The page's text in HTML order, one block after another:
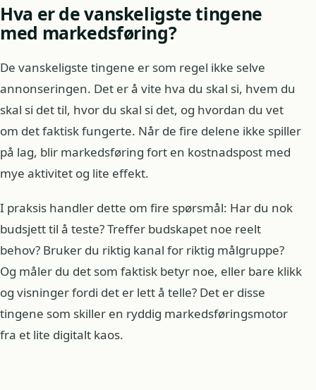
Hva er de vanskeligste tingene
med markedsføring?
De vanskeligste tingene er som regel ikke selve
annonseringen. Det er å vite hva du skal si, hvem du
skal si det til, hvor du skal si det, og hvordan du vet
om det faktisk fungerte. Når de fire delene ikke spiller
på lag, blir markedsføring fort en kostnadspost med
mye aktivitet og lite effekt.
I praksis handler dette om fire spørsmål: Har du nok
budsjett til å teste? Treffer budskapet noe reelt
behov? Bruker du riktig kanal for riktig målgruppe?
Og måler du det som faktisk betyr noe, eller bare klikk
og visninger fordi det er lett å telle? Det er disse
tingene som skiller en ryddig markedsføringsmotor
fra et lite digitalt kaos.